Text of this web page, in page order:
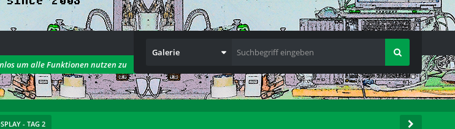
Galerie
um alle Funktionen nutzen zu
- TAG 2